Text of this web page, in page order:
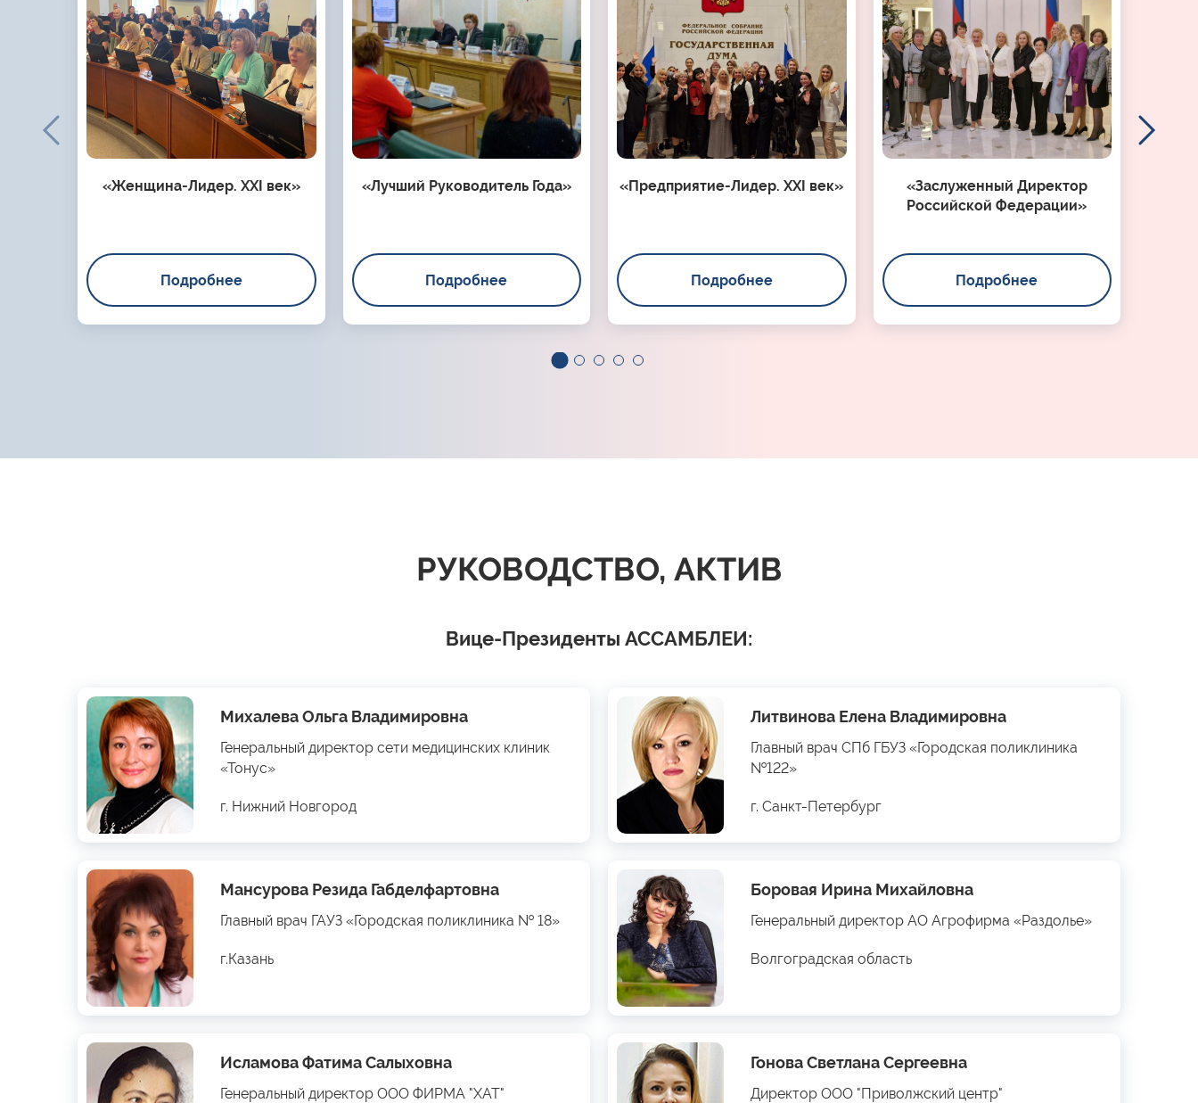
«Женщина-Лидер. XXI век»
Подробнее
«Лучший Руководитель Года»
Подробнее
«Предприятие-Лидер. XXI век»
Подробнее
«Заслуженный Директор
Российской Федерации»
Подробнее
РУКОВОДСТВО, АКТИВ
Вице-Президенты АССАМБЛЕИ:
Михалева Ольга Владимировна
Генеральный директор сети медицинских клиник
«Тонус»
г. Нижний Новгород
Литвинова Елена Владимировна
Главный врач СПб ГБУЗ «Городская поликлиника
№122»
г. Санкт-Петербург
Мансурова Резида Габделфартовна
Главный врач ГАУЗ «Городская поликлиника № 18»
г.Казань
Боровая Ирина Михайловна
Генеральный директор АО Агрофирма «Раздолье»
Волгоградская область
Исламова Фатима Салыховна
Генеральный директор ООО ФИРМА "ХАТ"
Гонова Светлана Сергеевна
Директор ООО "Приволжский центр"